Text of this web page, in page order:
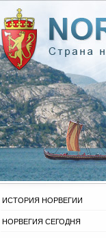
ИСТОРИЯ НОРВЕГИИ
НОРВЕГИЯ СЕГОДНЯ